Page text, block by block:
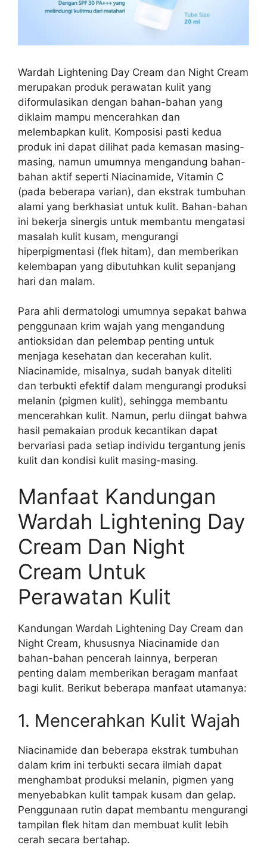
Wardah Lightening Day Cream dan Night Cream
merupakan produk perawatan kulit yang
diformulasikan dengan bahan-bahan yang
diklaim mampu mencerahkan dan
melembapkan kulit. Komposisi pasti kedua
produk ini dapat dilihat pada kemasan masing-
masing, namun umumnya mengandung bahan-
bahan aktif seperti Niacinamide, Vitamin C
(pada beberapa varian), dan ekstrak tumbuhan
alami yang berkhasiat untuk kulit. Bahan-bahan
ini bekerja sinergis untuk membantu mengatasi
masalah kulit kusam, mengurangi
hiperpigmentasi (flek hitam), dan memberikan
kelembapan yang dibutuhkan kulit sepanjang
hari dan malam.
Para ahli dermatologi umumnya sepakat bahwa
penggunaan krim wajah yang mengandung
antioksidan dan pelembap penting untuk
menjaga kesehatan dan kecerahan kulit.
Niacinamide, misalnya, sudah banyak diteliti
dan terbukti efektif dalam mengurangi produksi
melanin (pigmen kulit), sehingga membantu
mencerahkan kulit. Namun, perlu diingat bahwa
hasil pemakaian produk kecantikan dapat
bervariasi pada setiap individu tergantung jenis
kulit dan kondisi kulit masing-masing.
Manfaat Kandungan
Wardah Lightening Day
Cream Dan Night
Cream Untuk
Perawatan Kulit
Kandungan Wardah Lightening Day Cream dan
Night Cream, khususnya Niacinamide dan
bahan-bahan pencerah lainnya, berperan
penting dalam memberikan beragam manfaat
bagi kulit. Berikut beberapa manfaat utamanya:
1. Mencerahkan Kulit Wajah
Niacinamide dan beberapa ekstrak tumbuhan
dalam krim ini terbukti secara ilmiah dapat
menghambat produksi melanin, pigmen yang
menyebabkan kulit tampak kusam dan gelap.
Penggunaan rutin dapat membantu mengurangi
tampilan flek hitam dan membuat kulit lebih
cerah secara bertahap.